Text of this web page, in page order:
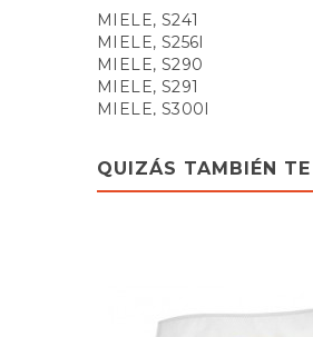
MIELE, S241
MIELE, S256I
MIELE, S290
MIELE, S291
MIELE, S300I
MIELE, S500
MIELE, S578
MIELE,
MIELE,
MIELE,
QUIZÁS TAMBIÉN TE